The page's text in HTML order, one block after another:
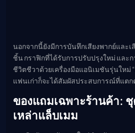
นอกจากนี้ยังมีการบันทึกเสียงพากย์และ
ชิ้น กราฟิกที่ได้รับการปรับปรุงใหม่ และ
ชีวิตชีวาด้วยเครื่องมือแอนิเมชันรุ่นใหม่
แฟนเก่าก็จะได้สัมผัสประสบการณ์ที่แตก
ของแถมเฉพาะร้านค้า:
เหล่าแล็บเมม